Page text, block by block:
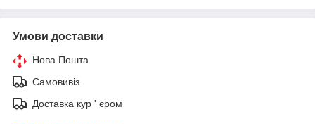
Умови доставки
Нова Пошта
Самовивіз
Доставка кур ' єром